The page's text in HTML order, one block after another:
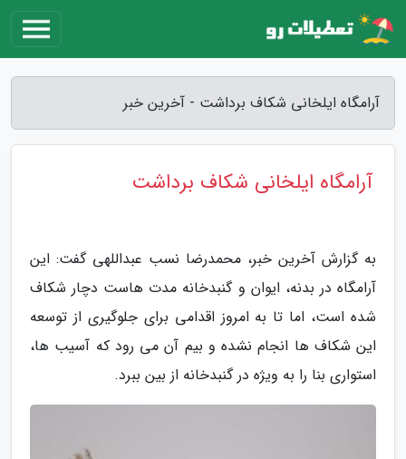
آرامگاه ایلخانی شکاف برداشت - آخرین خبر
آرامگاه ایلخانی شکاف برداشت
به گزارش آخرین خبر، محمدرضا نسب عبداللهی گفت: این
آرامگاه در بدنه، ایوان و گنبدخانه مدت هاست دچار شکاف
شده است، اما تا به امروز اقدامی برای جلوگیری از توسعه
این شکاف ها انجام نشده و بیم آن می رود که آسیب ها،
استواری بنا را به ویژه در گنبدخانه از بین ببرد.